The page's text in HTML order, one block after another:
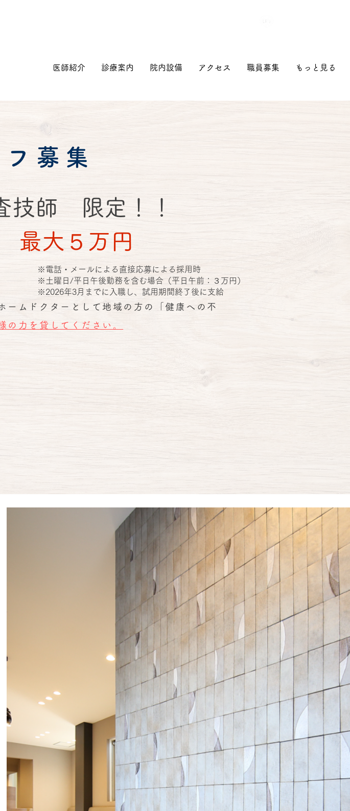
医師紹介 診療案内 院内設備 アクセス 職員募集 もっと見る
募集
技師 限定！！
最大５万円
※電話・メールによる直接応募による採用時
※土曜日/平日午後勤務を含む場合（平日午前：３万円）
​※2026年3月までに入職し、試用期間終了後に支給
ホームドクターとして地域の方の「健康への不
の力を貸してください。